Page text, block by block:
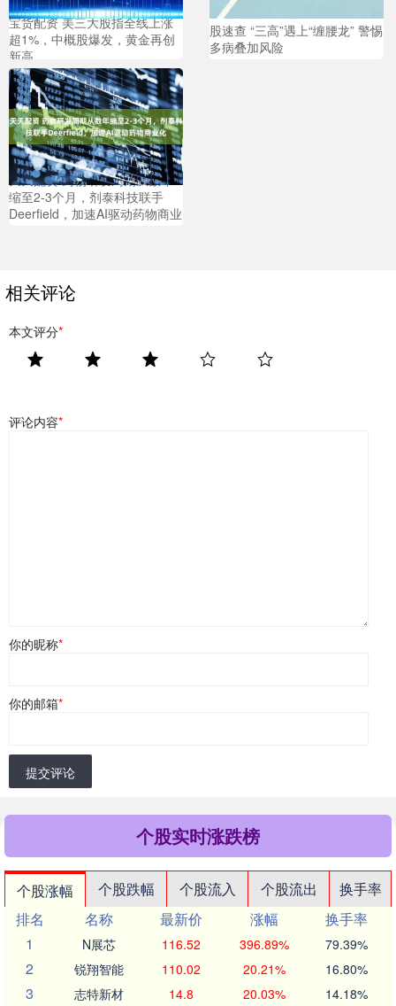
宝货配资 美三大股指全线上涨
超1%，中概股爆发，黄金再创
新高
股速查 “三高”遇上“缠腰龙” 警惕
多病叠加风险
天天配资 药物研发周期从数年
缩至2-3个月，剂泰科技联手
Deerfield，加速AI驱动药物商业
相关评论
本文评分*
评论内容*
你的昵称*
你的邮箱*
提交评论
个股实时涨跌榜
个股涨幅 个股跌幅 个股流入 个股流出
换手率
排名
名称 最新价 涨幅
换手率
1
N展芯 116.52 396.89% 79.39%
2 锐翔智能 110.02 20.21% 16.80%
3 志特新材 14.8 20.03% 14.18%